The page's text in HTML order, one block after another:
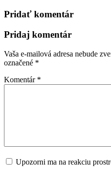
Pridať komentár
Pridaj komentár
Vaša e-mailová adresa nebude
označené *
Komentár *
Upozorni ma na reakciu